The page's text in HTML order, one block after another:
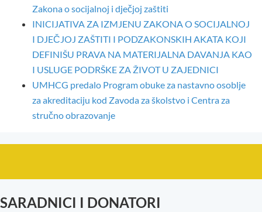
Zakona o socijalnoj i dječjoj zaštiti
INICIJATIVA ZA IZMJENU ZAKONA O SOCIJALNOJ
I DJEČJOJ ZAŠTITI I PODZAKONSKIH AKATA KOJI
DEFINIŠU PRAVA NA MATERIJALNA DAVANJA KAO
I USLUGE PODRŠKE ZA ŽIVOT U ZAJEDNICI
UMHCG predalo Program obuke za nastavno osoblje
za akreditaciju kod Zavoda za školstvo i Centra za
stručno obrazovanje
SARADNICI I DONATORI